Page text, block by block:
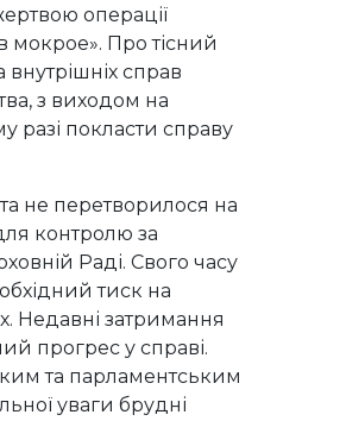
операції
мокрое». Про тісний
справ
з виходом на
разі покласти справу
не перетворилося на
контролю за
Раді. Свого часу
тиск на
Недавні затримання
прогрес у справі.
та парламентським
уваги брудні